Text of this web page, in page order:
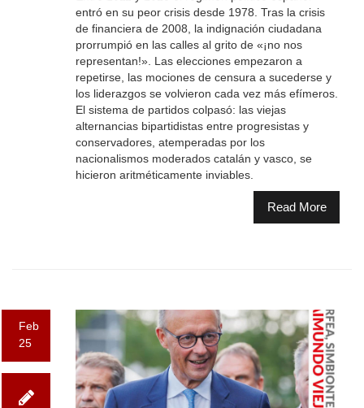
entró en su peor crisis desde 1978. Tras la crisis
de financiera de 2008, la indignación ciudadana
prorrumpió en las calles al grito de «¡no nos
representan!». Las elecciones empezaron a
repetirse, las mociones de censura a sucederse y
los liderazgos se volvieron cada vez más efímeros.
El sistema de partidos colpasó: las viejas
alternancias bipartidistas entre progresistas y
conservadores, atemperadas por los
nacionalismos moderados catalán y vasco, se
hicieron aritméticamente inviables.
Read More
Feb
25